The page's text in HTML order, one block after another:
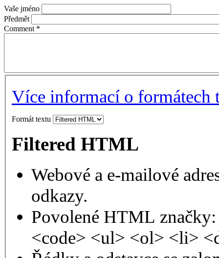
Vaše jméno
Předmět
Comment *
Více informací o formátech
Formát textu
Filtered HTML
Webové a e-mailové
odkazy.
Povolené HTML
<code> <ul> <ol> <li>